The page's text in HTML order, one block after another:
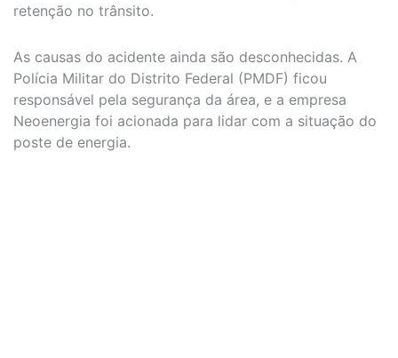
retenção no trânsito.
As causas do acidente ainda são desconhecidas. A
Polícia Militar do Distrito Federal (PMDF) ficou
responsável pela segurança da área, e a empresa
Neoenergia foi acionada para lidar com a situação do
poste de energia.